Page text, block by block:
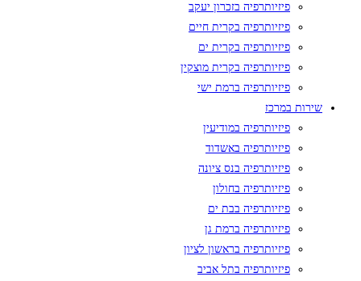
פיזיותרפיה בזכרון יעקב
פיזיותרפיה בקרית חיים
פיזיותרפיה בקרית ים
פיזיותרפיה בקרית מוצקין
פיזיותרפיה ברמת ישי
שירות במרכז
פיזיותרפיה במודיעין
פיזיותרפיה באשדוד
פיזיותרפיה בנס ציונה
פיזיותרפיה בחולון
פיזיותרפיה בבת ים
פיזיותרפיה ברמת גן
פיזיותרפיה בראשון לציון
פיזיותרפיה בתל אביב